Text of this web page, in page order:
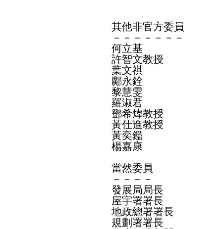
其他非官方委員
－－－－－－－
何立基
許智文教授
葉文祺
鄺永銓
黎慧雯
羅淑君
鄧希煒教授
黃仕進教授
黃奕鑑
楊嘉康
當然委員
－－－－
發展局局長
屋宇署署長
地政總署署長
規劃署署長